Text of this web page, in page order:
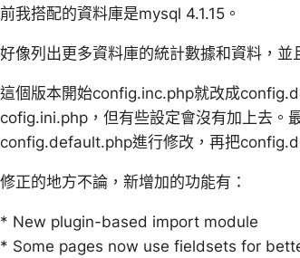
前我搭配的資料庫是mysql 4.1.15。
好像列出更多資料庫的統計數據和資料，並
這個版本開始config.inc.php就改成
cofig.ini.php，但有些設定會沒有加上去。
config.default.php進行修改，再把
修正的地方不論，新增加的功能有：
* New plugin-based import module
* Some pages now use fieldsets for